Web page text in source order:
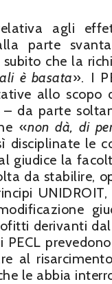
agli
parte
subito che la
è basata». I
allo scopo
– da parte
«non dà, di
disciplinate le
giudice la
da stabilire,
derivanti
PECL
al
le abbia